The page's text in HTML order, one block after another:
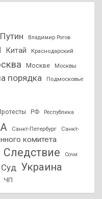
Владимир Рогов
Китай Краснодарский
Москве Москвы
порядка Подмосковье
РФ Республика
Санкт-Петербург
Санкт-
комитета
Следствие Сочи
Суд Украина
ЧП